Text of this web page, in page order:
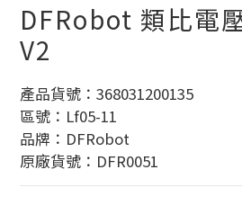
DFRobot 類比電
V2
產品貨號：368031200135
區號：Lf05-11
品牌：DFRobot
原廠貨號：DFR0051